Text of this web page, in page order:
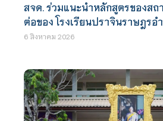
สจด. ร่วมแนะนำหลักสูตรของสถ
ต่อของ โรงเรียนปราจินราษฎรอ
6 สิงหาคม 2026